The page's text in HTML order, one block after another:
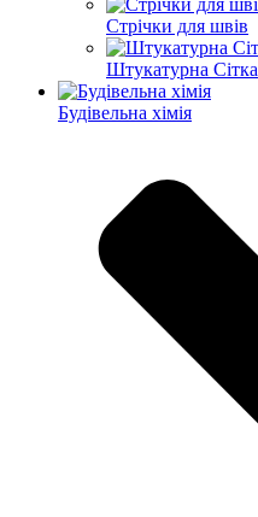
Стрічки для швів
Штукатурна Сітка
Будівельна хімія